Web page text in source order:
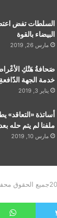
السلطات تفض
البيضاء بالقوة
مارس 26, 2019
صَحافةُ هَتْكِ
خدمة الجهة الدّافعةِ
يناير 3, 2019
أساتذة «التعاقد»
ملفنا لم يتم حله
مارس 10, 2019